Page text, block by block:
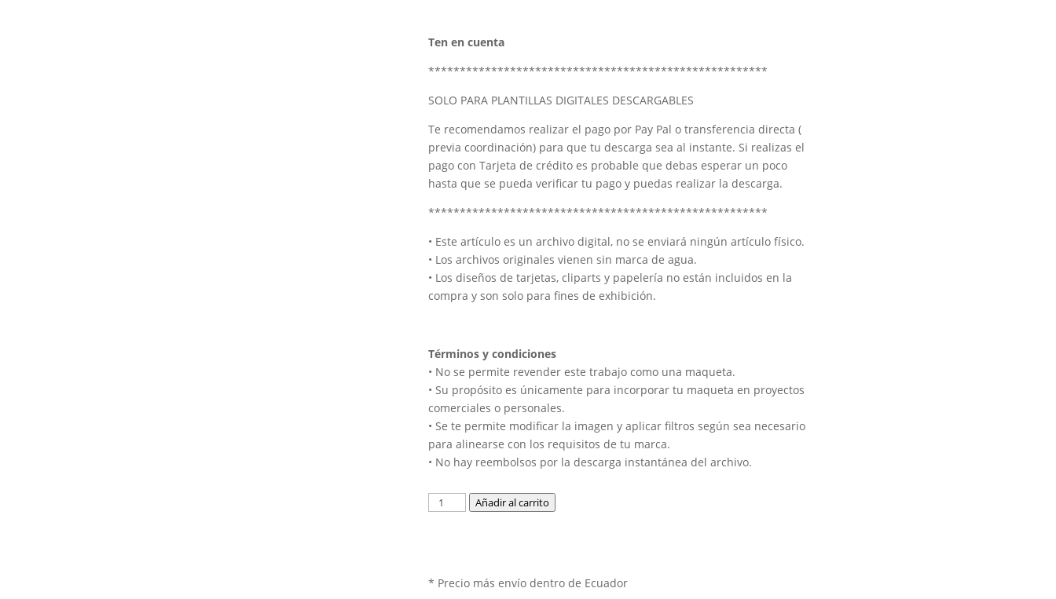
Ten en cuenta
******************************************************
SOLO PARA PLANTILLAS DIGITALES DESCARGABLES
Te recomendamos realizar el pago por Pay Pal o transferencia directa (
previa coordinación) para que tu descarga sea al instante. Si realizas el
pago con Tarjeta de crédito es probable que debas esperar un poco
hasta que se pueda verificar tu pago y puedas realizar la descarga.
******************************************************
• Este artículo es un archivo digital, no se enviará ningún artículo físico.
• Los archivos originales vienen sin marca de agua.
• Los diseños de tarjetas, cliparts y papelería no están incluidos en la
compra y son solo para fines de exhibición.
Términos y condiciones
• No se permite revender este trabajo como una maqueta.
• Su propósito es únicamente para incorporar tu maqueta en proyectos
comerciales o personales.
• Se te permite modificar la imagen y aplicar filtros según sea necesario
para alinearse con los requisitos de tu marca.
• No hay reembolsos por la descarga instantánea del archivo.
Añadir al carrito
* Precio más envío dentro de Ecuador